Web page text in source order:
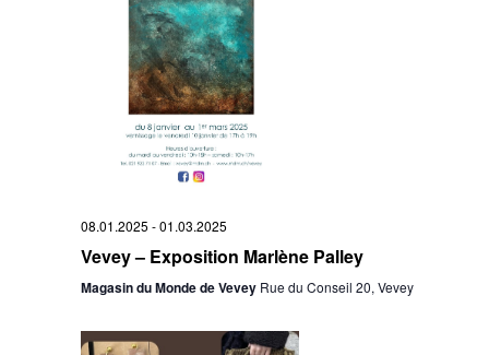
08.01.2025 -01.03.2025
Vevey – Exposition Marlène Palley
Magasin du Monde de Vevey Rue du Conseil 20, Vevey